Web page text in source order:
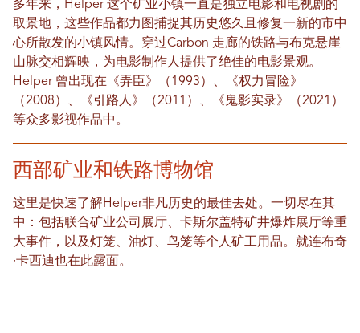
多年来，Helper 这个矿业小镇一直是独立电影和电视剧的
取景地，这些作品都力图捕捉其历史悠久且修复一新的市中
心所散发的小镇风情。穿过Carbon 走廊的铁路与布克悬崖
山脉交相辉映，为电影制作人提供了绝佳的电影景观。
Helper 曾出现在《弄臣》（1993）、《权力冒险》
（2008）、《引路人》（2011）、《鬼影实录》（2021）
等众多影视作品中。
西部矿业和铁路博物馆
这里是快速了解Helper非凡历史的最佳去处。一切尽在其
中：包括联合矿业公司展厅、卡斯尔盖特矿井爆炸展厅等重
大事件，以及灯笼、油灯、鸟笼等个人矿工用品。就连布奇
·卡西迪也在此露面。